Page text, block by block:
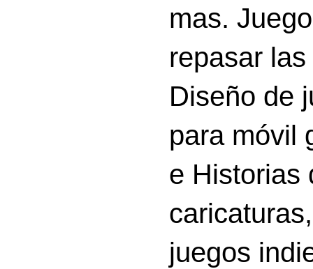
mas.
repasar
Diseño de
para móvil
e Historias
juegos